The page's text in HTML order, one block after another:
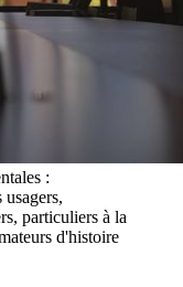
:
particuliers à la
d'histoire